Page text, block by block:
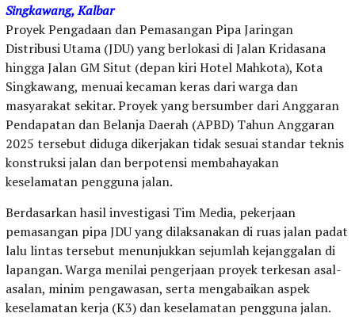
Singkawang, Kalbar
Proyek Pengadaan dan Pemasangan Pipa Jaringan
Distribusi Utama (JDU) yang berlokasi di Jalan Kridasana
hingga Jalan GM Situt (depan kiri Hotel Mahkota), Kota
Singkawang, menuai kecaman keras dari warga dan
masyarakat sekitar. Proyek yang bersumber dari Anggaran
Pendapatan dan Belanja Daerah (APBD) Tahun Anggaran
2025 tersebut diduga dikerjakan tidak sesuai standar teknis
konstruksi jalan dan berpotensi membahayakan
keselamatan pengguna jalan.
Berdasarkan hasil investigasi Tim Media, pekerjaan
pemasangan pipa JDU yang dilaksanakan di ruas jalan padat
lalu lintas tersebut menunjukkan sejumlah kejanggalan di
lapangan. Warga menilai pengerjaan proyek terkesan asal-
asalan, minim pengawasan, serta mengabaikan aspek
keselamatan kerja (K3) dan keselamatan pengguna jalan.